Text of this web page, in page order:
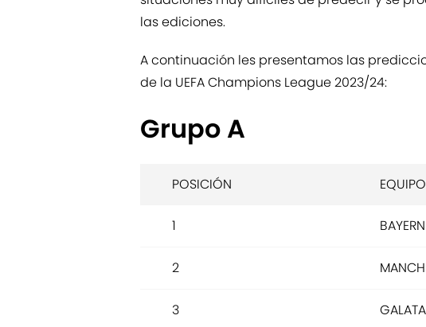
las ediciones.
A continuación les presentamos las
de la UEFA Champions League 2023/24:
Grupo A
POSICIÓN EQUIPO
1
2
3